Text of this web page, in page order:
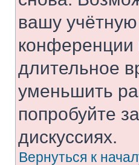
вашу
конференции
длительное
уменьшить
попробуйте
дискуссиях.
Вернуться к